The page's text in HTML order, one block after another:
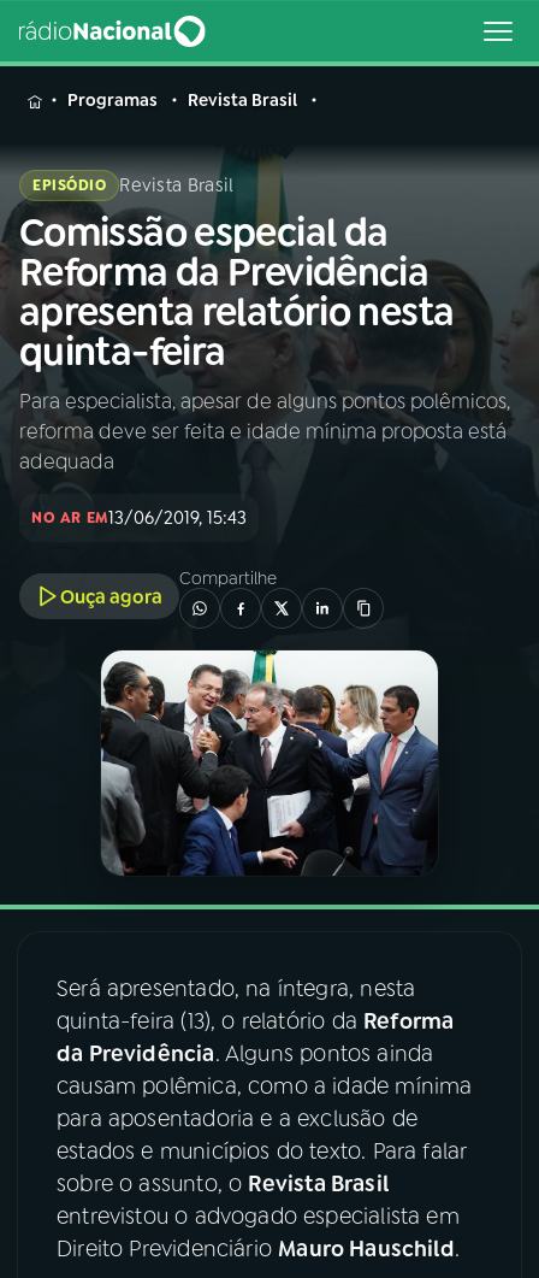
MENU
Buscar
na
Rádio
Nacional
Buscar
AO VIVO
01 INÍCIO
02A RÁDIO
03PROGRAMAÇÃO
PROGRAMAS
PODCASTS
VIDEOCASTS
07ÚLTIMAS
08FESTIVAL DE MÚSICA
ACOMPANHE A RÁDIO NACIONAL
YouTube Facebook
Instagram X
TikTok
Programas Revista Brasil
EPISÓDIO Revista Brasil
Comissão especial da
Reforma da Previdência
apresenta relatório nesta
quinta-feira
Para especialista, apesar de alguns pontos polêmicos,
reforma deve ser feita e idade mínima proposta está
adequada
NO AR EM13/06/2019, 15:43
Ouça agora
Compartilhe
Será apresentado, na íntegra, nesta
quinta-feira (13), o relatório da Reforma
da Previdência. Alguns pontos ainda
causam polêmica, como a idade mínima
para aposentadoria e a exclusão de
estados e municípios do texto. Para falar
sobre o assunto, o Revista Brasil
entrevistou o advogado especialista em
Direito Previdenciário Mauro Hauschild.